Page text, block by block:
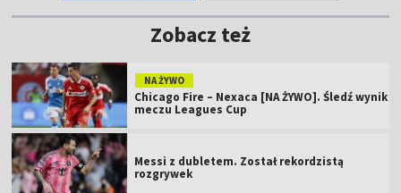
Zobacz też
NA ŻYWO
Chicago Fire – Nexaca [NA ŻYWO]. Śledź wynik
meczu Leagues Cup
Messi z dubletem. Został rekordzistą
rozgrywek